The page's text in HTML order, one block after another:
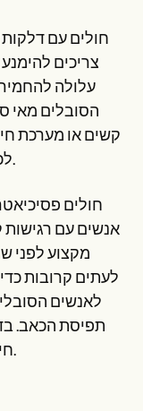
חולים עם
צריכים
עלולה להחמיר
הסובלים מאי
קשים או מערכת
לכוסות, מה שעלול למתוח את הגוף יותר.
חולים
אנשים עם רגישות
מקצוע לפני
לעתים קרובות
לאנשים
תפיסת הכאב.
חיונית כדי להבטיח את בטיחות המטופל.